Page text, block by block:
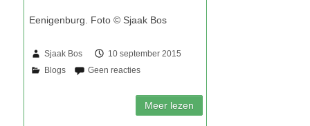
Sjaak Bos 10 september 2015